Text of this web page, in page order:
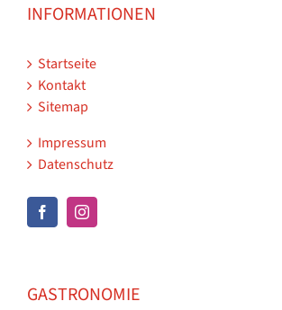
INFORMATIONEN
Startseite
Kontakt
Sitemap
Impressum
Datenschutz
GASTRONOMIE